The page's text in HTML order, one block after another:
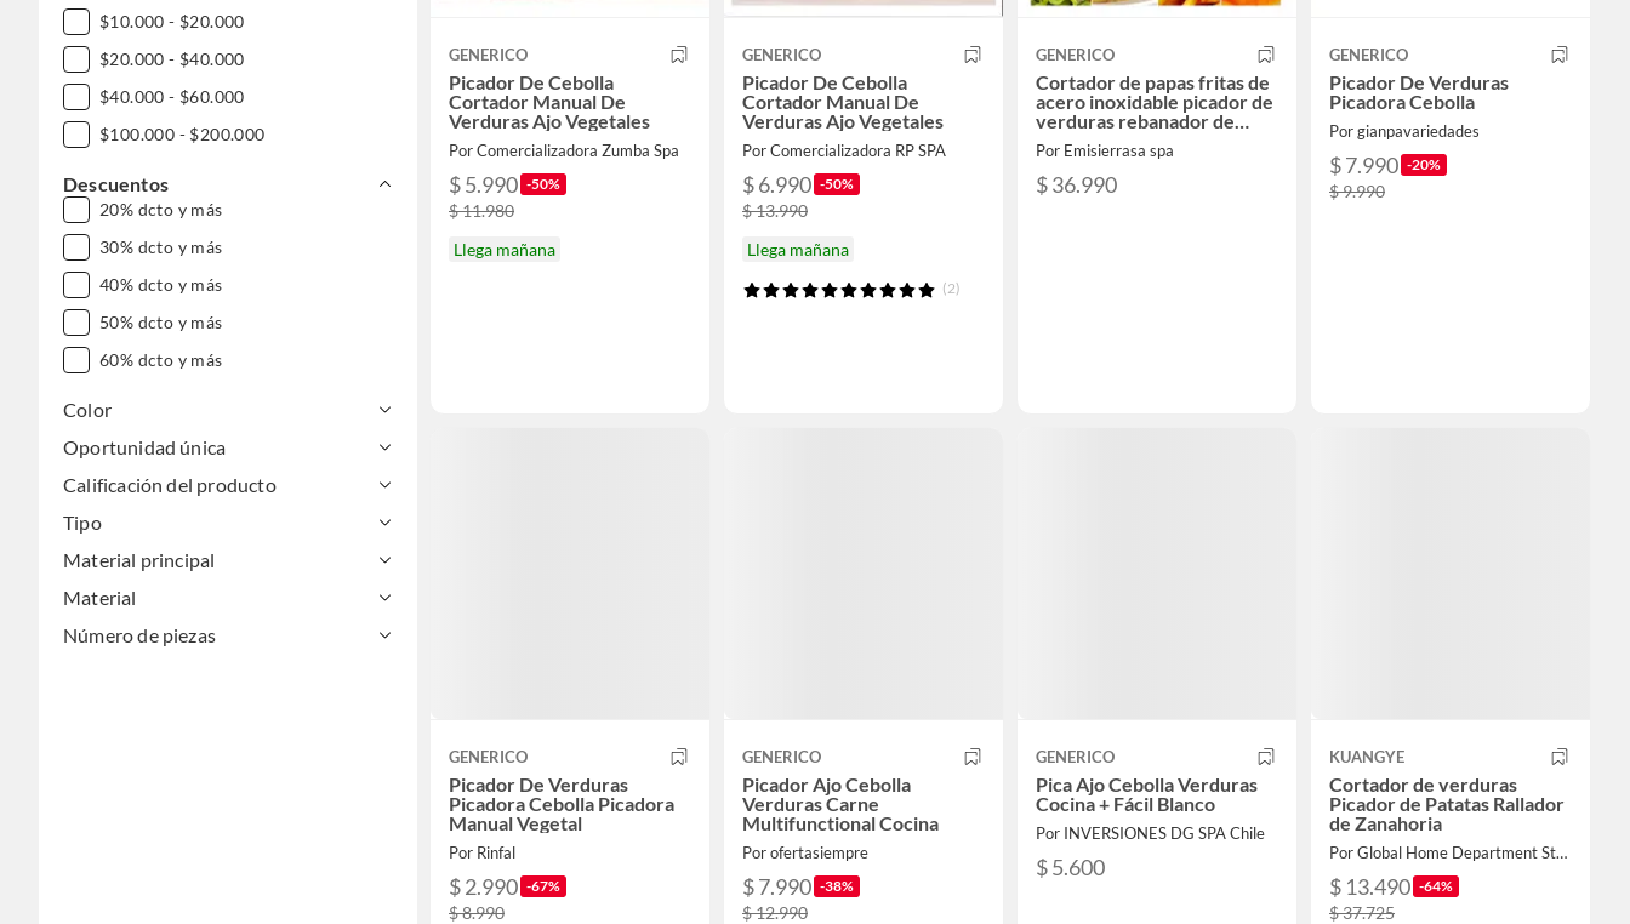
$10.000 - $20.000
$20.000 - $40.000
$40.000 - $60.000
$100.000 - $200.000
Descuentos
20% dcto y más
30% dcto y más
40% dcto y más
50% dcto y más
60% dcto y más
Color
Oportunidad única
Calificación del producto
Tipo
Material principal
Material
Número de piezas
GENERICO
Picador De Cebolla
Cortador Manual De
Verduras Ajo Vegetales
Por Comercializadora Zumba Spa
$ 5.990 -50%
$ 11.980
Llega mañana
GENERICO
Picador De Cebolla
Cortador Manual De
Verduras Ajo Vegetales
Por Comercializadora RP SPA
$ 6.990 -50%
$ 13.990
Llega mañana
(2)
GENERICO
Cortador de papas fritas de
acero inoxidable picador de
verduras rebanador de
cebollas industrial
Por Emisierrasa spa
$ 36.990
GENERICO
Picador De Verduras
Picadora Cebolla
Por gianpavariedades
$ 7.990 -20%
$ 9.990
GENERICO
Picador De Verduras
Picadora Cebolla Picadora
Manual Vegetal
Por Rinfal
$ 2.990 -67%
$ 8.990
GENERICO
Picador Ajo Cebolla
Verduras Carne
Multifunctional Cocina
Por ofertasiempre
$ 7.990 -38%
$ 12.990
GENERICO
Pica Ajo Cebolla Verduras
Cocina + Fácil Blanco
Por INVERSIONES DG SPA Chile
$ 5.600
KUANGYE
Cortador de verduras
Picador de Patatas Rallador
de Zanahoria
Por Global Home Department Store
$ 13.490 -64%
$ 37.725